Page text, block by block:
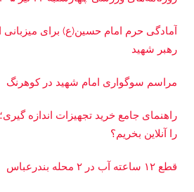
آمادگی حرم امام حسین(ع) برای میزبانی
رهبر شهید
مراسم سوگواری امام شهید در کوهرنگ
راهنمای جامع خرید تجهیزات اندازه
را آنلاین بخریم؟
قطع ۱۲ ساعته آب در ۲ محله بندرعباس